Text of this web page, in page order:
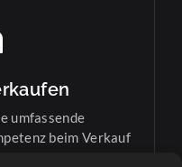
umfassende
beim Verkauf